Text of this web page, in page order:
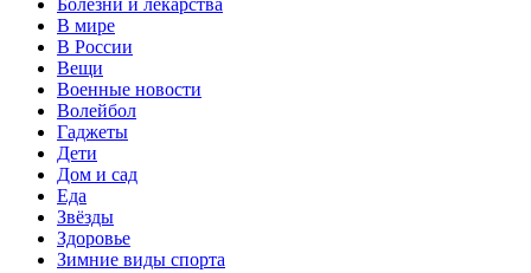
В мире
В России
Вещи
Военные новости
Волейбол
Гаджеты
Дети
Дом и сад
Еда
Звёзды
Здоровье
Зимние виды спорта